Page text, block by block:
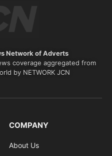
Network of Adverts
coverage aggregated from
by NETWORK JCN
COMPANY
About Us